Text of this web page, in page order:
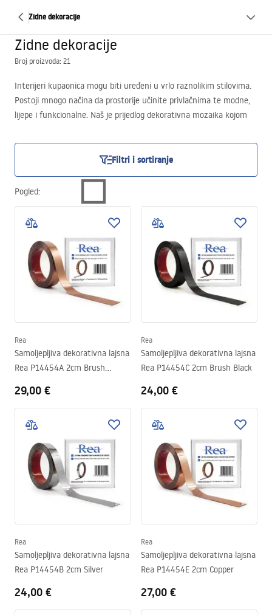
Zidne dekoracije
Zidne dekoracije
Broj proizvoda: 21
Interijeri kupaonica mogu biti uređeni u vrlo raznolikim stilovima.
Postoji mnogo načina da prostorije učinite privlačnima te modne,
lijepe i funkcionalne. Naš je prijedlog dekorativna mozaika kojom
zanimljivom kolekcijom u nekoliko kolorističkih izvedbi.
Filtri i sortiranje
Pogled:
Rea
Samoljepljiva dekorativna lajsna
Rea P14454A 2cm Brush
29,00 €
Rea
Samoljepljiva dekorativna lajsna
Rea P14454C 2cm Brush Black
24,00 €
Rea
Samoljepljiva dekorativna lajsna
Rea P14454B 2cm Silver
24,00 €
Rea
Samoljepljiva dekorativna lajsna
Rea P14454E 2cm Copper
27,00 €